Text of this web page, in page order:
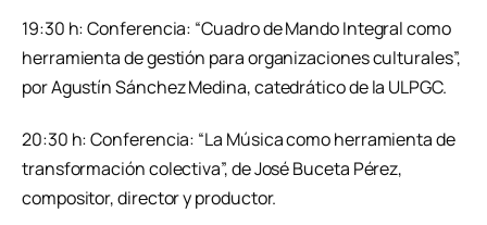
19:30 h: Conferencia: “Cuadro de Mando Integral como
herramienta de gestión para organizaciones culturales”,
por Agustín Sánchez Medina, catedrático de la ULPGC.
20:30 h: Conferencia: “La Música como herramienta de
transformación colectiva”, de José Buceta Pérez,
compositor, director y productor.